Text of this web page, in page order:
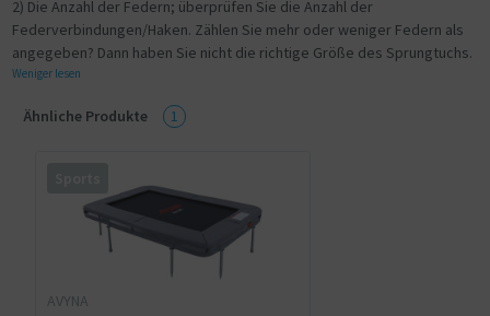
2) Die Anzahl der Federn; überprüfen Sie die Anzahl der
Federverbindungen/Haken. Zählen Sie mehr oder weniger Federn als
angegeben? Dann haben Sie nicht die richtige Größe des Sprungtuchs.
Weniger lesen
Ähnliche Produkte 1
AVYNA